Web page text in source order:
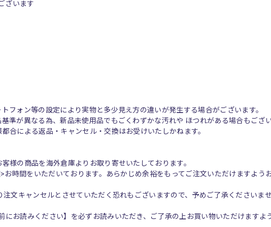
ざいます
フォン等の設定により実物と多少見え方の違いが発生する場合がございます。
準が異なる為、新品未使用品でもごくわずかな汚れや ほつれがある場合もござい
合による返品・キャンセル・交換はお受けいたしかねます。
様の商品を海外倉庫よりお取り寄せいたしております。
時間をいただいております。あらかじめ余裕をもってご注文いただけますよう
文キャンセルとさせていただく恐れもございますので、予めご了承くださいませ
お読みください】を必ずお読みいただき、ご了承の上お買い物いただけますよ